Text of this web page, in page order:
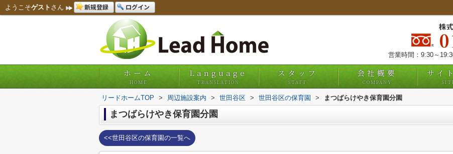
ようこそゲスト さん 新規登録 ログイン
株
営業時間：9:30～
ホーム
HOME
Language
TRANSLATION
スタッフ
STAFF
会社概要
COMPANY
サイ
リードホームTOP > 周辺施設案内 > 世田谷区 > 世田谷区の保育園 > まつばらけやき保育園分園
まつばらけやき保育園分園
<<世田谷区の保育園の一覧へ